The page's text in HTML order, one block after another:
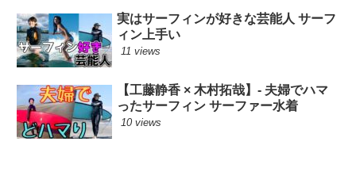
実はサーフィンが好きな芸能人 サーフ
ィン上手い
11 views
【工藤静香 × 木村拓哉】- 夫婦でハマ
ったサーフィン サーファー水着
10 views